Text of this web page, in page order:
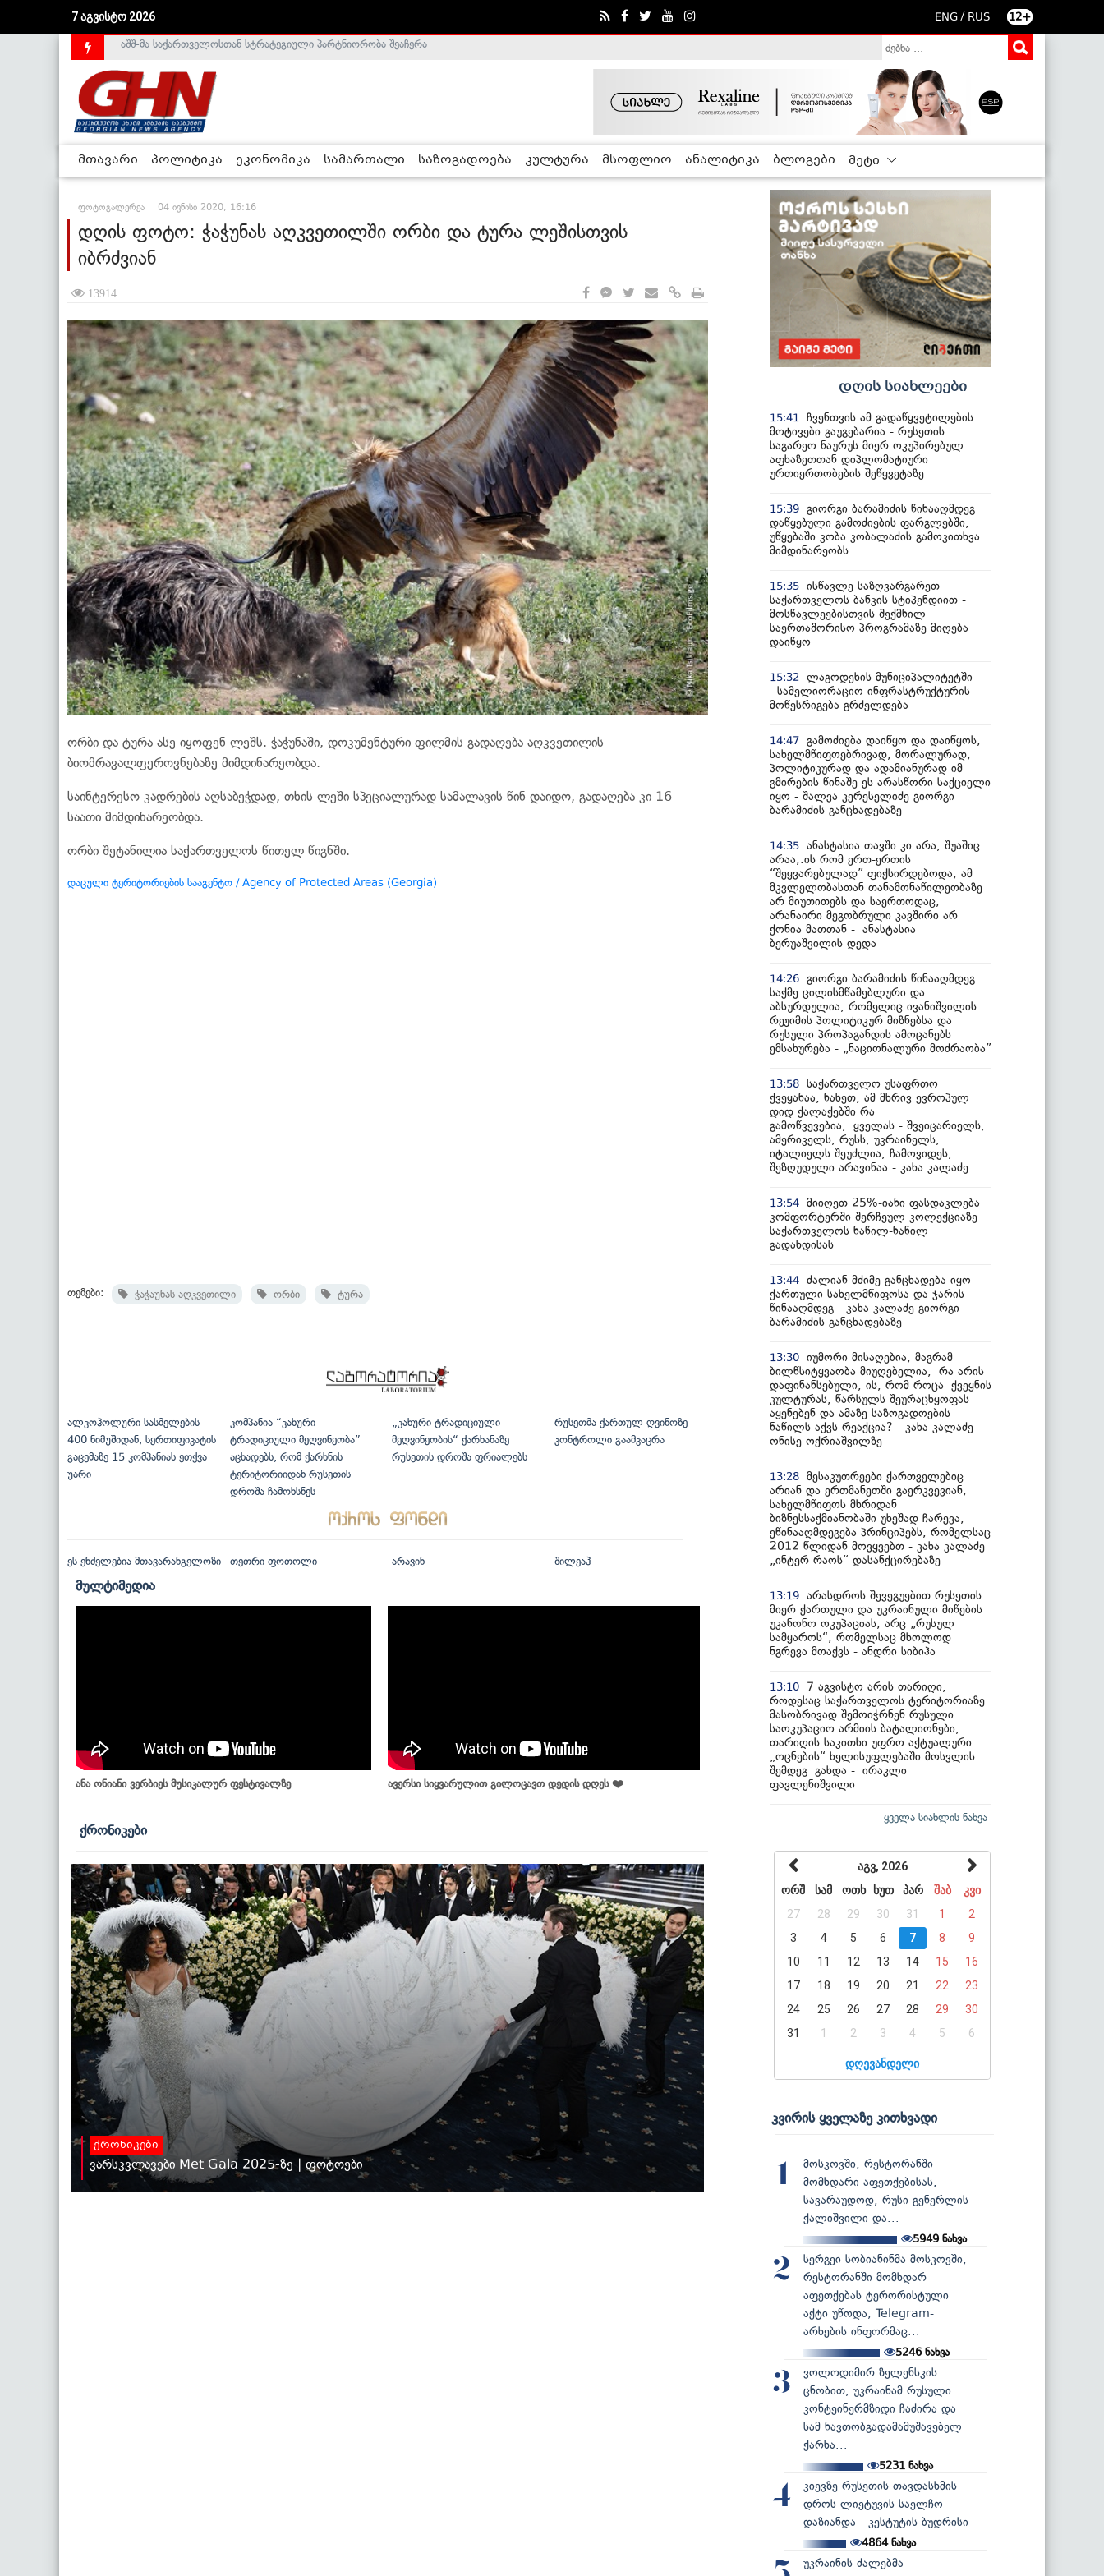
7 აგვისტო 2026 ENG / RUS 12+
საქართველოს დე-ფაქტო მთავრობა არალეგიტიმურია - ჰელსინკის კომისია
მთავარი პოლიტიკა ეკონომიკა სამართალი საზოგადოება კულტურა მსოფლიო ანალიტიკა ბლოგები მეტი
ფოტოგალერეა 04 ივნისი 2020, 16:16
დღის ფოტო: ჭაჭუნას აღკვეთილში ორბი და ტურა ლეშისთვის
იბრძვიან
13914
ორბი და ტურა ასე იყოფენ ლეშს. ჭაჭუნაში, დოკუმენტური ფილმის გადაღება აღკვეთილის
ბიომრავალფეროვნებაზე მიმდინარეობდა.
საინტერესო კადრების აღსაბეჭდად, თხის ლეში სპეციალურად სამალავის წინ დაიდო, გადაღება კი 16
საათი მიმდინარეობდა.
ორბი შეტანილია საქართველოს წითელ წიგნში.
დაცული ტერიტორიების სააგენტო / Agency of Protected Areas (Georgia)
თემები: ჭაჭაუნას აღკვეთილი ორბი ტურა
ალკოჰოლური სასმელების
400 ნიმუშიდან, სერთიფიკატის
გაცემაზე 15 კომპანიას ეთქვა
უარი
კომპანია “კახური
ტრადიციული მეღვინეობა”
აცხადებს, რომ ქარხნის
ტერიტორიიდან რუსეთის
დროშა ჩამოხსნეს
„კახური ტრადიციული
მეღვინეობის“ ქარხანაზე
რუსეთის დროშა ფრიალებს
რუსეთმა ქართულ ღვინოზე
კონტროლი გაამკაცრა
ეს ენძელებია მთავარანგელოზი თეთრი ფოთოლი არავინ შილეაჰ
მულტიმედია
ანა ონიანი ვერბიეს მუსიკალურ ფესტივალზე ავერსი სიყვარულით გილოცავთ დედის დღეს ❤️
ქრონიკები
ქრონიკები
ვარსკვლავები Met Gala 2025-ზე | ფოტოები
დღის სიახლეები
15:41
ჩვენთვის ამ გადაწყვეტილების
მოტივები გაუგებარია - რუსეთის
საგარეო ნაურუს მიერ ოკუპირებულ
აფხაზეთთან დიპლომატიური
ურთიერთობების შეწყვეტაზე
15:39 გიორგი ბარამიძის წინააღმდეგ
დაწყებული გამოძიების ფარგლებში,
უწყებაში კობა კობალაძის გამოკითხვა
მიმდინარეობს
15:35 ისწავლე საზღვარგარეთ
საქართველოს ბანკის სტიპენდიით -
მოსწავლეებისთვის შექმნილ
საერთაშორისო პროგრამაზე მიღება
დაიწყო
15:32
ლაგოდეხის მუნიციპალიტეტში
სამელიორაციო ინფრასტრუქტურის
მოწესრიგება გრძელდება
14:47 გამოძიება დაიწყო და დაიწყოს,
სახელმწიფოებრივად, მორალურად,
პოლიტიკურად და ადამიანურად იმ
გმირების წინაშე ეს არასწორი საქციელი
იყო - შალვა კერესელიძე გიორგი
ბარამიძის განცხადებაზე
14:35 ანასტასია თავში კი არა, შუაშიც
არაა,.ის რომ ერთ-ერთის
“შეყვარებულად” ფიქსირდებოდა, ამ
მკვლელობასთან თანამონაწილეობაზე
არ მიუთითებს და საერთოდაც,
არანაირი მეგობრული კავშირი არ
ქონია მათთან - ანასტასია
ბერუაშვილის დედა
14:26 გიორგი ბარამიძის წინააღმდეგ
საქმე ცილისმწამებლური და
აბსურდულია, რომელიც ივანიშვილის
რეჟიმის პოლიტიკურ მიზნებსა და
რუსული პროპაგანდის ამოცანებს
ემსახურება - „ნაციონალური მოძრაობა”
13:58 საქართველო უსაფრთო
ქვეყანაა, ნახეთ, ამ მხრივ ევროპულ
დიდ ქალაქებში რა
გამოწვევებია, ყველას - შვეიცარიელს,
ამერიკელს, რუსს, უკრაინელს,
იტალიელს შეუძლია, ჩამოვიდეს,
შეზღუდული არავინაა - კახა კალაძე
13:54 მიიღეთ 25%-იანი ფასდაკლება
კომფორტერში შერჩეულ კოლექციაზე
საქართველოს ნაწილ-ნაწილ
გადახდისას
13:44 ძალიან მძიმე განცხადება იყო
ქართული სახელმწიფოსა და ჯარის
წინააღმდეგ - კახა კალაძე გიორგი
ბარამიძის განცხადებაზე
13:30 იუმორი მისაღებია, მაგრამ
ბილწსიტყვაობა მიუღებელია, რა არის
დაფინანსებული, ის, რომ როცა ქვეყნის
კულტურას, წარსულს შეურაცხყოფას
აყენებენ და ამაზე საზოგადოების
ნაწილს აქვს რეაქცია? - კახა კალაძე
ონისე ოქრიაშვილზე
13:28 მესაკუთრეები ქართველებიც
არიან და ერთმანეთში გაერკვევიან,
სახელმწიფოს მხრიდან
ბიზნესსაქმიანობაში უხეშად ჩარევა,
ეწინააღმდეგება პრინციპებს, რომელსაც
2012 წლიდან მოვყვებთ - კახა კალაძე
„ინტერ რაოს“ დასანქცირებაზე
13:19 არასდროს შევეგუებით რუსეთის
მიერ ქართული და უკრაინული მიწების
უკანონო ოკუპაციას, არც „რუსულ
სამყაროს“, რომელსაც მხოლოდ
ნგრევა მოაქვს - ანდრი სიბიჰა
13:10
7 აგვისტო არის თარიღი,
როდესაც საქართველოს ტერიტორიაზე
მასობრივად შემოიჭრნენ რუსული
საოკუპაციო არმიის ბატალიონები,
თარიღის საკითხი უფრო აქტუალური
„ოცნების“ ხელისუფლებაში მოსვლის
შემდეგ გახდა - ირაკლი
ფავლენიშვილი
ყველა სიახლის ნახვა
აგვ, 2026
ორშ
სამ ოთხ ხუთ პარ შაბ
კვი
27
28 29 30 31 1
2
3
4 5 6 7 8
9
10
11 12 13 14 15
16
17
18 19 20 21 22
23
24
25 26 27 28 29
30
31
1 2 3 4 5 6
დღევანდელი
კვირის ყველაზე კითხვადი
1
მოსკოვში, რესტორანში
მომხდარი აფეთქებისას,
სავარაუდოდ, რუსი გენერლის
ქალიშვილი და...
5949 ნახვა
2
სერგეი სობიანინმა მოსკოვში,
რესტორანში მომხდარ
აფეთქებას ტერორისტული
აქტი უწოდა, Telegram-
არხების ინფორმაც...
5246ნახვა
3
ვოლოდიმირ ზელენსკის
ცნობით, უკრაინამ რუსული
კონტეინერმზიდი ჩაძირა და
სამ ნავთობგადამამუშავებელ
ქარხა...
5231ნახვა
4
კიევზე რუსეთის თავდასხმის
დროს ლიეტუვის საელჩო
დაზიანდა - კესტუტის ბუდრისი
4864ნახვა
უკრაინის ძალებმა